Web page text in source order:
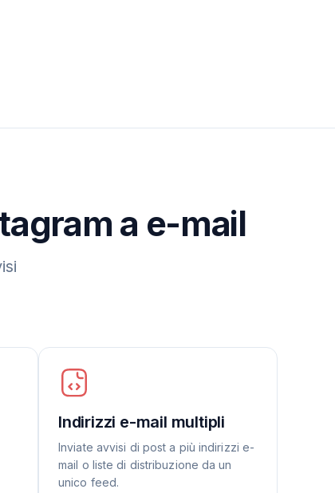
a e-mail
Indirizzi e-mail multipli
Inviate avvisi di post a più indirizzi e-
mail o liste di distribuzione da un
unico feed.